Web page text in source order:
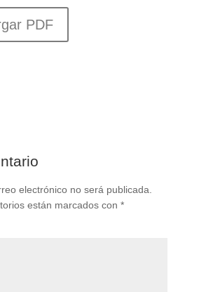
PDF
electrónico no será publicada.
están marcados con *